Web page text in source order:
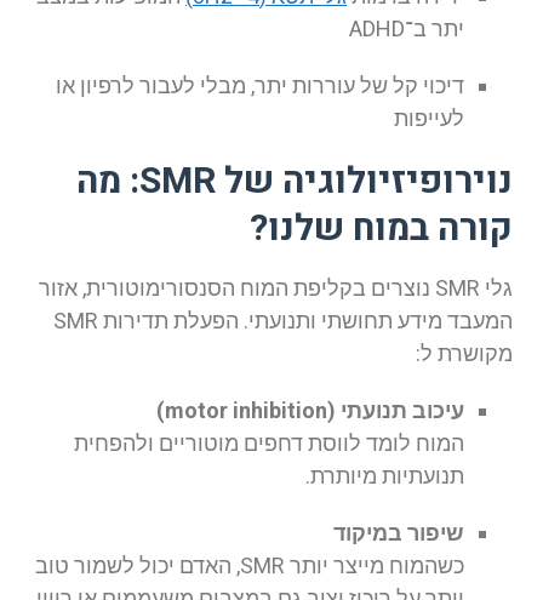
יתר ב־ADHD
דיכוי קל של עוררות יתר, מבלי לעבור לרפיון או
לעייפות
נוירופיזיולוגיה של SMR: מה
קורה במוח שלנו?
גלי SMR נוצרים בקליפת המוח הסנסורימוטורית, אזור
המעבד מידע תחושתי ותנועתי. הפעלת תדירות SMR
מקושרת ל:
עיכוב תנועתי (motor inhibition)
המוח לומד לווסת דחפים מוטוריים ולהפחית
תנועתיות מיותרת.
שיפור במיקוד
כשהמוח מייצר יותר SMR, האדם יכול לשמור טוב